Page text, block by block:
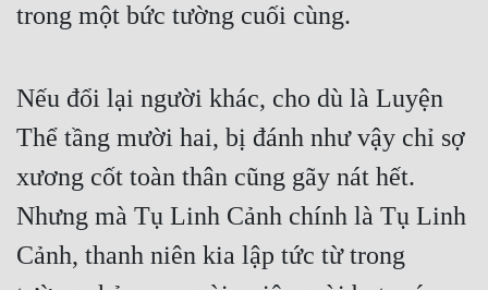
Đông Phương
Cẩu Đạo Trường Sinh
Truyện Nam
trong một bức tường cuối cùng.
Nếu đổi lại người khác, cho dù là Luyện
Thể tầng mười hai, bị đánh như vậy chỉ sợ
xương cốt toàn thân cũng gãy nát hết.
Nhưng mà Tụ Linh Cảnh chính là Tụ Linh
Cảnh, thanh niên kia lập tức từ trong